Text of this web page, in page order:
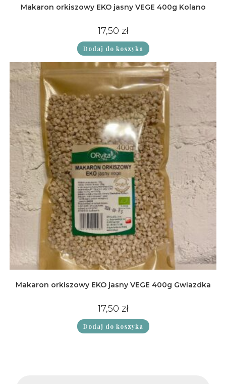
Makaron orkiszowy EKO jasny VEGE 400g Kolano
17,50 zł
Dodaj do koszyka
Makaron orkiszowy EKO jasny VEGE 400g Gwiazdka
17,50 zł
Dodaj do koszyka